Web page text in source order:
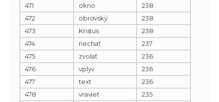
471
okno
238
472
obrovský
238
473
Kristus
238
474
nechať
237
475
zvolať
236
476
vplyv
236
477
text
236
478
vravieť
235